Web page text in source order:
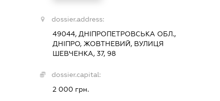
dossier.address:
49044, ДНІПРОПЕТРОВСЬКА ОБЛ.,
ДНІПРО, ЖОВТНЕВИЙ, ВУЛИЦЯ
ШЕВЧЕНКА, 37, 98
dossier.capital:
2 000 грн.